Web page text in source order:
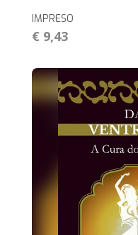
IMPRESO
€ 9,43